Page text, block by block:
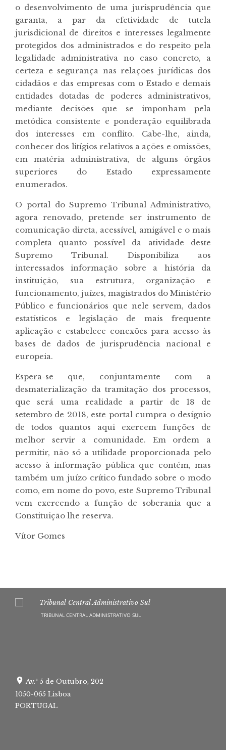
o desenvolvimento de uma jurisprudência que
garanta, a par da efetividade de tutela
jurisdicional de direitos e interesses legalmente
protegidos dos administrados e do respeito pela
legalidade administrativa no caso concreto, a
certeza e segurança nas relações jurídicas dos
cidadãos e das empresas com o Estado e demais
entidades dotadas de poderes administrativos,
mediante decisões que se imponham pela
metódica consistente e ponderação equilibrada
dos interesses em conflito. Cabe-lhe, ainda,
conhecer dos litígios relativos a ações e omissões,
em matéria administrativa, de alguns órgãos
superiores do Estado expressamente
enumerados.
O portal do Supremo Tribunal Administrativo,
agora renovado, pretende ser instrumento de
comunicação direta, acessível, amigável e o mais
completa quanto possível da atividade deste
Supremo Tribunal. Disponibiliza aos
interessados informação sobre a história da
instituição, sua estrutura, organização e
funcionamento, juízes, magistrados do Ministério
Público e funcionários que nele servem, dados
estatísticos e legislação de mais frequente
aplicação e estabelece conexões para acesso às
bases de dados de jurisprudência nacional e
europeia.
Espera-se que, conjuntamente com a
desmaterialização da tramitação dos processos,
que será uma realidade a partir de 18 de
setembro de 2018, este portal cumpra o desígnio
de todos quantos aqui exercem funções de
melhor servir a comunidade. Em ordem a
permitir, não só a utilidade proporcionada pelo
acesso à informação pública que contém, mas
também um juízo crítico fundado sobre o modo
como, em nome do povo, este Supremo Tribunal
vem exercendo a função de soberania que a
Constituição lhe reserva.
Vítor Gomes
TRIBUNAL CENTRAL ADMINISTRATIVO SUL
Av.ª 5 de Outubro, 202
1050-065 Lisboa
PORTUGAL